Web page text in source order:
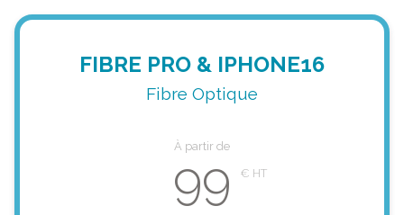
FIBRE PRO & IPHONE16
Fibre Optique
À partir de
99